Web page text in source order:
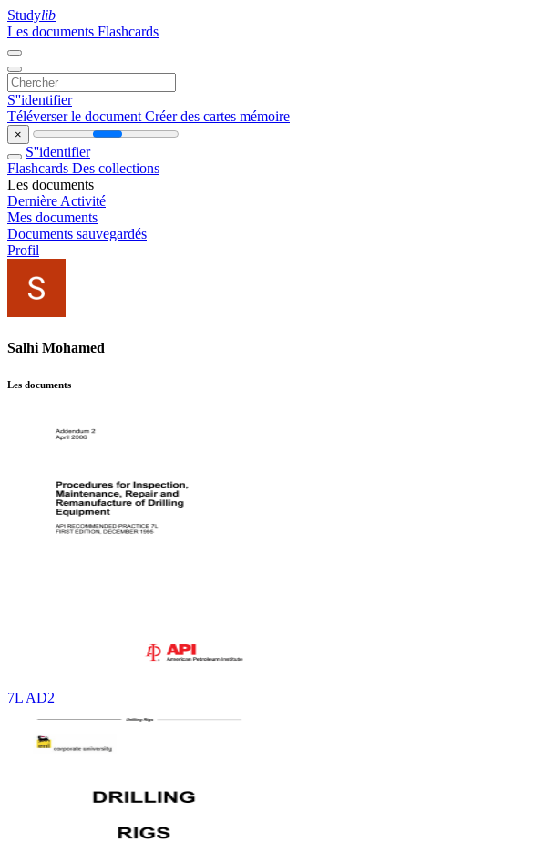
Studylib
Les documents Flashcards
S''identifier
Téléverser le document Créer des cartes mémoire
×
S''identifier
Flashcards Des collections
Les documents
Dernière Activité
Mes documents
Documents sauvegardés
Profil
Salhi Mohamed
Les documents
7L AD2